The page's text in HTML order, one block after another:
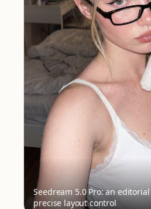
Seedream 5.0 Pro: an
precise layout control